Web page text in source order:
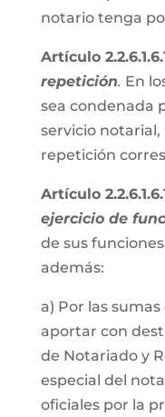
notario tenga
Artículo
repetición. En
sea condenada
servicio
repetición
Artículo
ejercicio de
de sus
además:
a) Por las
aportar con
de Notariado y
especial del
oficiales por la